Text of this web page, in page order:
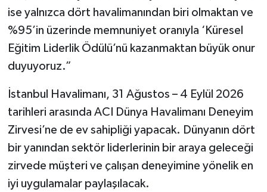
ise yalnızca dört havalimanından biri olmaktan ve
%95’in üzerinde memnuniyet oranıyla ‘Küresel
Eğitim Liderlik Ödülü’nü kazanmaktan büyük onur
duyuyoruz.”
İstanbul Havalimanı, 31 Ağustos – 4 Eylül 2026
tarihleri arasında ACI Dünya Havalimanı Deneyim
Zirvesi’ne de ev sahipliği yapacak. Dünyanın dört
bir yanından sektör liderlerinin bir araya geleceği
zirvede müşteri ve çalışan deneyimine yönelik en
iyi uygulamalar paylaşılacak.